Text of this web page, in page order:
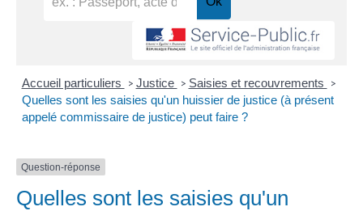
Accueil particuliers > Justice > Saisies et recouvrements >
Quelles sont les saisies qu'un huissier de justice (à présent
appelé commissaire de justice) peut faire ?
Question-réponse
Quelles sont les saisies qu'un